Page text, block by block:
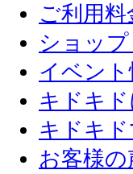
ご利用料
ショップ
イベント
キドキ
キドキ
お客様の